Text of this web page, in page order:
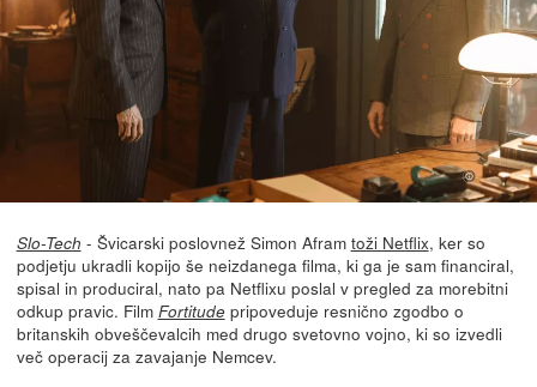
Slo-Tech - Švicarski poslovnež Simon Afram toži Netflix, ker so
podjetju ukradli kopijo še neizdanega filma, ki ga je sam financiral,
spisal in produciral, nato pa Netflixu poslal v pregled za morebitni
odkup pravic. Film Fortitudepripoveduje resnično zgodbo o
britanskih obveščevalcih med drugo svetovno vojno, ki so izvedli
več operacij za zavajanje Nemcev.